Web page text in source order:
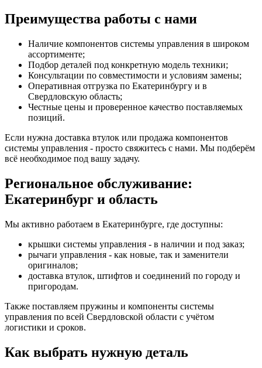
Преимущества работы с нами
Наличие компонентов системы управления в широком
ассортименте;
Подбор деталей под конкретную модель техники;
Консультации по совместимости и условиям замены;
Оперативная отгрузка по Екатеринбургу и в
Свердловскую область;
Честные цены и проверенное качество поставляемых
позиций.
Если нужна доставка втулок или продажа компонентов
системы управления - просто свяжитесь с нами. Мы подберём
всё необходимое под вашу задачу.
Региональное обслуживание:
Екатеринбург и область
Мы активно работаем в Екатеринбурге, где доступны:
крышки системы управления - в наличии и под заказ;
рычаги управления - как новые, так и заменители
оригиналов;
доставка втулок, штифтов и соединений по городу и
пригородам.
Также поставляем пружины и компоненты системы
управления по всей Свердловской области с учётом
логистики и сроков.
Как выбрать нужную деталь